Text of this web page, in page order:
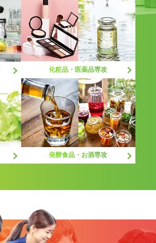
化粧品・医薬品専攻
発酵食品・お酒専攻